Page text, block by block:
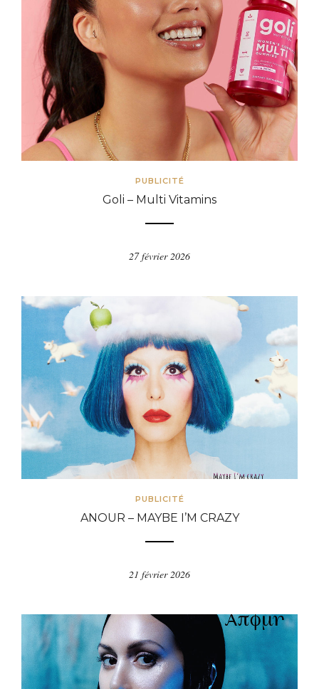
PUBLICITÉ
Goli – Multi Vitamins
27 février 2026
PUBLICITÉ
ANOUR – MAYBE I’M CRAZY
21 février 2026